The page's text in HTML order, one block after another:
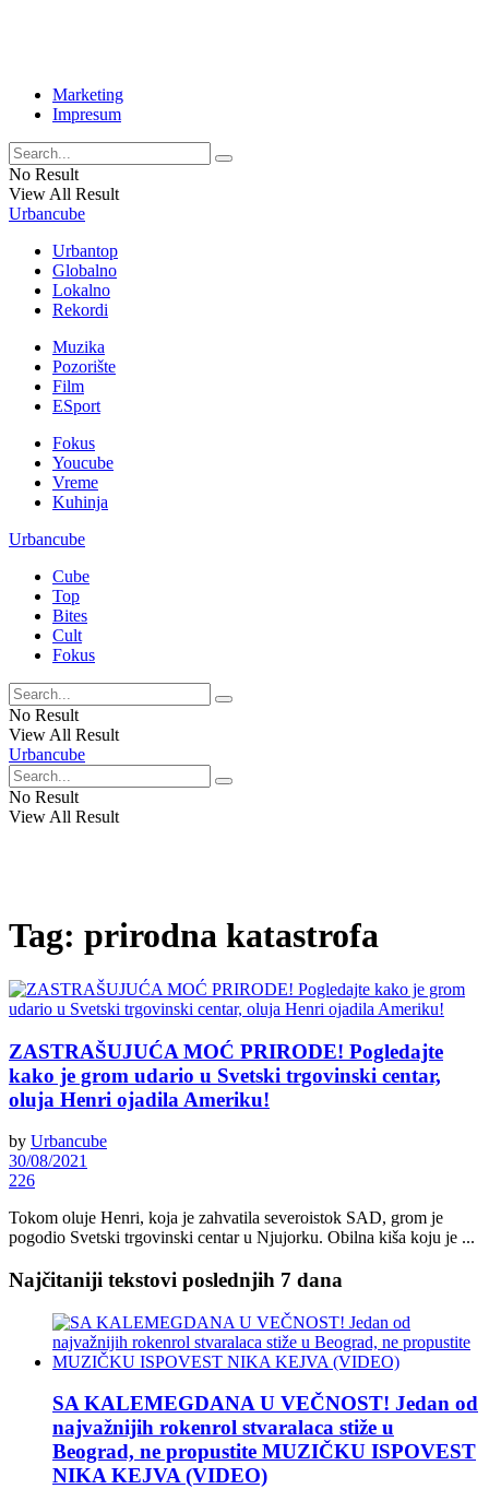
Marketing
Impresum
No Result
View All Result
Urbancube
Urbantop
Globalno
Lokalno
Rekordi
Muzika
Pozorište
Film
ESport
Fokus
Youcube
Vreme
Kuhinja
Urbancube
Cube
Top
Bites
Cult
Fokus
No Result
View All Result
Urbancube
No Result
View All Result
Tag: prirodna katastrofa
ZASTRAŠUJUĆA MOĆ PRIRODE! Pogledajte
kako je grom udario u Svetski trgovinski centar,
oluja Henri ojadila Ameriku!
by Urbancube
30/08/2021
226
Tokom oluje Henri, koja je zahvatila severoistok SAD, grom je
pogodio Svetski trgovinski centar u Njujorku. Obilna kiša koju je ...
Najčitaniji tekstovi poslednjih 7 dana
SA KALEMEGDANA U VEČNOST! Jedan od
najvažnijih rokenrol stvaralaca stiže u
Beograd, ne propustite MUZIČKU ISPOVEST
NIKA KEJVA (VIDEO)